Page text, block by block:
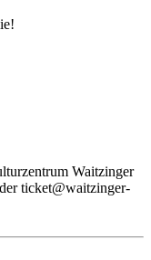
Waitzinger
ticket@waitzinger-